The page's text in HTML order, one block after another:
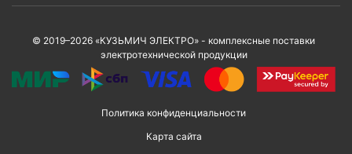
© 2019–2026 «КУЗЬМИЧ ЭЛЕКТРО» - комплексные поставки
электротехнической продукции
Политика конфиденциальности
Карта сайта